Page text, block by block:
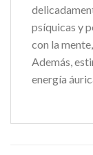
psíquicas y
con la
Además,
energía